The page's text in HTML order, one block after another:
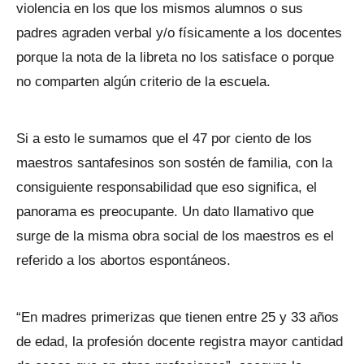
violencia en los que los mismos alumnos o sus
padres agraden verbal y/o físicamente a los docentes
porque la nota de la libreta no los satisface o porque
no comparten algún criterio de la escuela.
Si a esto le sumamos que el 47 por ciento de los
maestros santafesinos son sostén de familia, con la
consiguiente responsabilidad que eso significa, el
panorama es preocupante. Un dato llamativo que
surge de la misma obra social de los maestros es el
referido a los abortos espontáneos.
“En madres primerizas que tienen entre 25 y 33 años
de edad, la profesión docente registra mayor cantidad